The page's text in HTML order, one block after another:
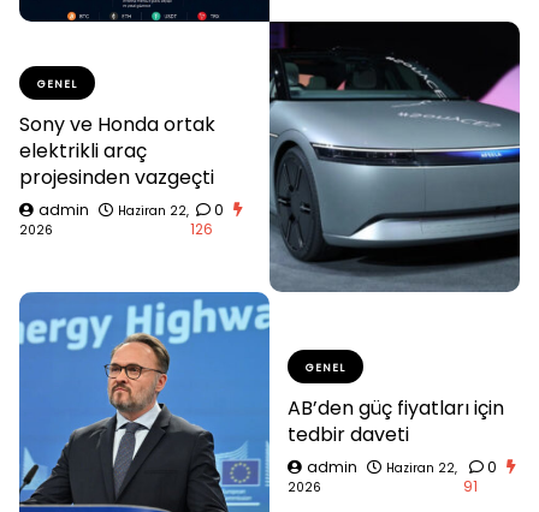
GENEL
Sony ve Honda ortak
elektrikli araç
projesinden vazgeçti
admin
Haziran 22,
2026
0
126
GENEL
AB’den güç fiyatları için
tedbir daveti
admin
Haziran 22,
2026
0
91